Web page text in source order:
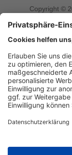
Copyright ©
Sie sind auf der
oder
Smartphone?
richtig! Unser
und Toner für
kleiner Hersteller.
einrichten, die
was Ihren